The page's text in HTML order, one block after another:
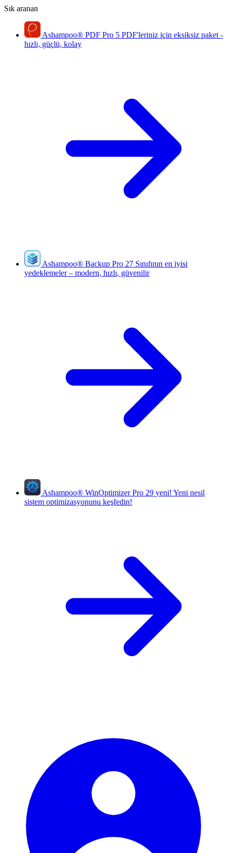
Sık aranan
Ashampoo® PDF Pro 5 PDF'leriniz için eksiksiz paket -
hızlı, güçlü, kolay
Ashampoo® Backup Pro 27 Sınıfının en iyisi
yedeklemeler – modern, hızlı, güvenilir
Ashampoo® WinOptimizer Pro 29 yeni! Yeni nesil
sistem optimizasyonunu keşfedin!